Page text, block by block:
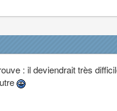
: il deviendrait très